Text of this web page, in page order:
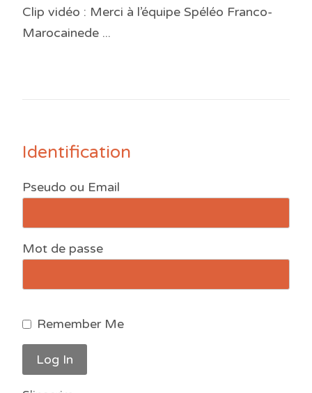
Clip vidéo : Merci à l’équipe Spéléo Franco-
Marocainede ...
Identification
Pseudo ou Email
Mot de passe
Remember Me